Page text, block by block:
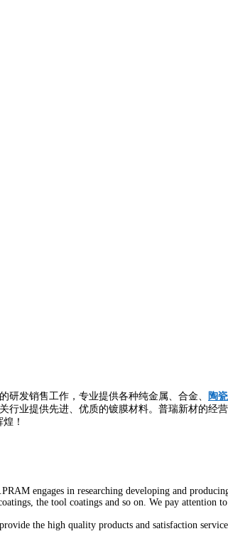
发销售工作，专业提供各种纯金属、合金、 陶
业提供先进、优质的镀膜材料。普瑞新材的经
！
engages in researching developing and
the tool coatings and so on. We pay attention
the high quality products and satisfaction